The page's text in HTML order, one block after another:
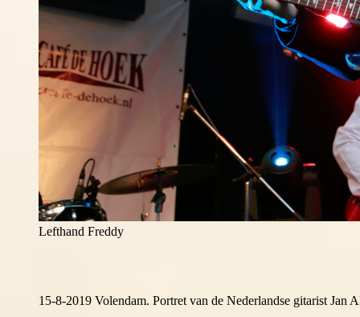
Lefthand Freddy
15-8-2019 Volendam. Portret van de Nederlandse gitarist Jan